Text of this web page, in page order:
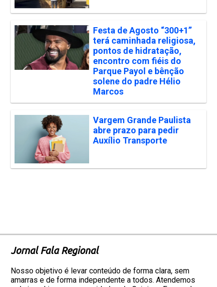
Festa de Agosto “300+1”
terá caminhada religiosa,
pontos de hidratação,
encontro com fiéis do
Parque Payol e bênção
solene do padre Hélio
Marcos
Vargem Grande Paulista
abre prazo para pedir
Auxílio Transporte
Jornal Fala Regional
Nosso objetivo é levar conteúdo de forma clara, sem
amarras e de forma independente a todos. Atendemos